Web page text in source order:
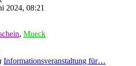
Beitrag
2024, 08:21
, Mueck
Informationsveranstaltung für…